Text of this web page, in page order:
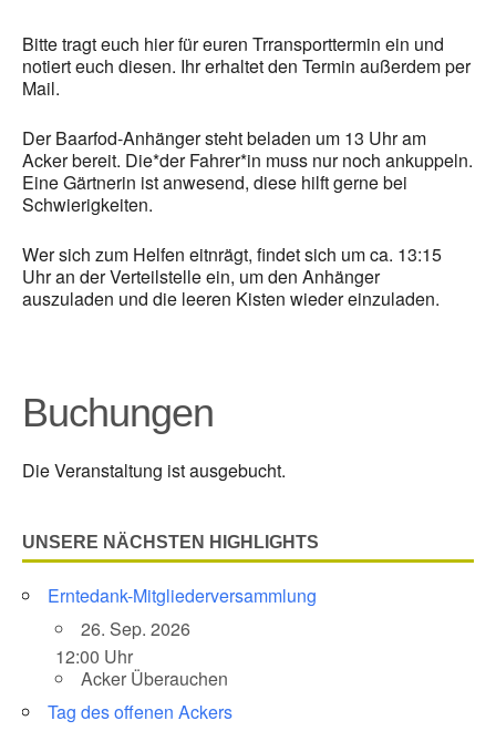
Bitte tragt euch hier für euren Trransporttermin ein und
notiert euch diesen. Ihr erhaltet den Termin außerdem per
Mail.
Der Baarfod-Anhänger steht beladen um 13 Uhr am
Acker bereit. Die*der Fahrer*in muss nur noch ankuppeln.
Eine Gärtnerin ist anwesend, diese hilft gerne bei
Schwierigkeiten.
Wer sich zum Helfen eitnrägt, findet sich um ca. 13:15
Uhr an der Verteilstelle ein, um den Anhänger
auszuladen und die leeren Kisten wieder einzuladen.
Buchungen
Die Veranstaltung ist ausgebucht.
UNSERE NÄCHSTEN HIGHLIGHTS
Erntedank-Mitgliederversammlung
26. Sep. 2026
12:00 Uhr
Acker Überauchen
Tag des offenen Ackers